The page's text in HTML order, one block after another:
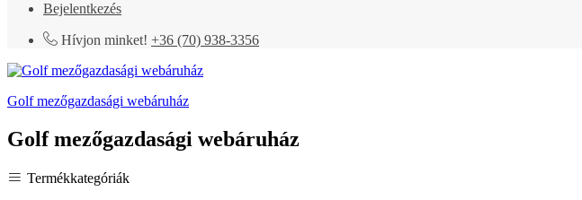
Bejelentkezés
Hívjon minket! +36 (70) 938-3356
Golf mezőgazdasági webáruház
Golf mezőgazdasági webáruház
Termékkategóriák